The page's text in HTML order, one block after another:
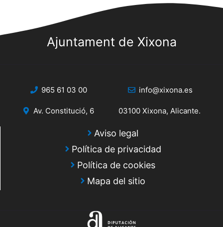
Ajuntament de Xixona
965 61 03 00 info@xixona.es
Av. Constitució, 6 03100 Xixona, Alicante.
Aviso legal
Política de privacidad
Política de cookies
Mapa del sitio